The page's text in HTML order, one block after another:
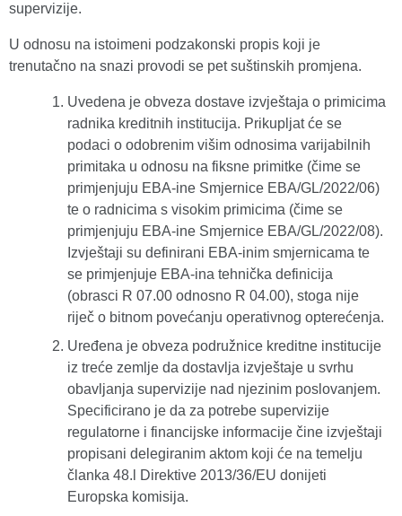
supervizije.
U odnosu na istoimeni podzakonski propis koji je
trenutačno na snazi provodi se pet suštinskih promjena.
Uvedena je obveza dostave izvještaja o primicima
radnika kreditnih institucija. Prikupljat će se
podaci o odobrenim višim odnosima varijabilnih
primitaka u odnosu na fiksne primitke (čime se
primjenjuju EBA-ine Smjernice EBA/GL/2022/06)
te o radnicima s visokim primicima (čime se
primjenjuju EBA-ine Smjernice EBA/GL/2022/08).
Izvještaji su definirani EBA-inim smjernicama te
se primjenjuje EBA-ina tehnička definicija
(obrasci R 07.00 odnosno R 04.00), stoga nije
riječ o bitnom povećanju operativnog opterećenja.
Uređena je obveza podružnice kreditne institucije
iz treće zemlje da dostavlja izvještaje u svrhu
obavljanja supervizije nad njezinim poslovanjem.
Specificirano je da za potrebe supervizije
regulatorne i financijske informacije čine izvještaji
propisani delegiranim aktom koji će na temelju
članka 48.l Direktive 2013/36/EU donijeti
Europska komisija.